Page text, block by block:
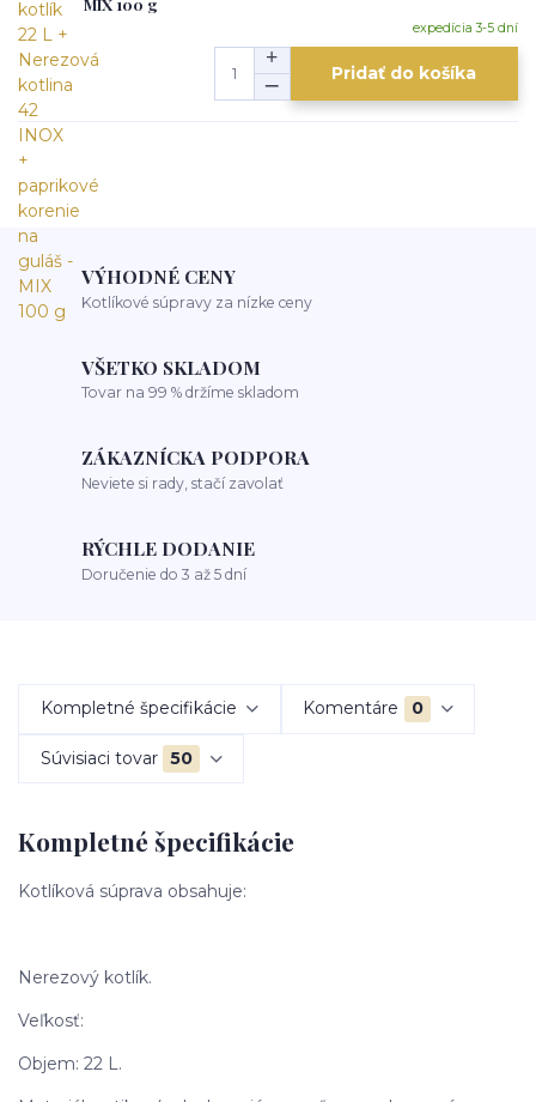
expedícia 3-5 dní
Pridať do košíka
VÝHODNÉ CENY
Kotlíkové súpravy za nízke ceny
VŠETKO SKLADOM
Tovar na 99 % držíme skladom
ZÁKAZNÍCKA PODPORA
Neviete si rady, stačí zavolať
RÝCHLE DODANIE
Doručenie do 3 až 5 dní
Kompletné špecifikácie Komentáre 0
Súvisiaci tovar 50
Kompletné špecifikácie
Kotlíková súprava obsahuje:
Nerezový kotlík.
Veľkosť:
Objem: 22 L.